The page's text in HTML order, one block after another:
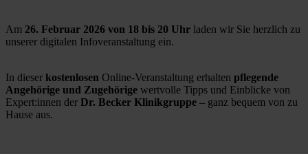
Am 26. Februar 2026 von 18 bis 20 Uhr laden wir Sie herzlich zu
unserer digitalen Infoveranstaltung ein.
In dieser kostenlosen Online-Veranstaltung erhalten pflegende
Angehörige und Zugehörige wertvolle Tipps und Einblicke von
Expert:innen der Dr. Becker Klinikgruppe – ganz bequem von zu
Hause aus.